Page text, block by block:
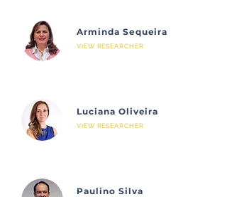
Arminda Sequeira
VIEW RESEARCHER
Luciana Oliveira
VIEW RESEARCHER
Paulino Silva